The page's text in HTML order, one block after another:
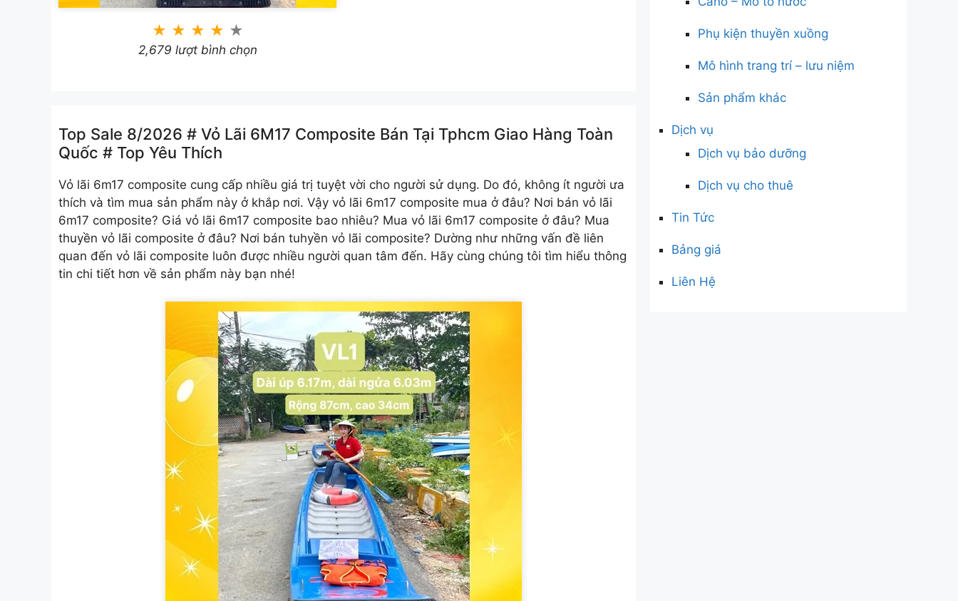
★ ★ ★ ★ ★
2,679 lượt bình chọn
Top Sale 8/2026 # Vỏ Lãi 6M17 Composite Bán Tại Tphcm Giao Hàng Toàn
Quốc # Top Yêu Thích
Vỏ lãi 6m17 composite cung cấp nhiều giá trị tuyệt vời cho người sử dụng. Do đó, không ít người ưa
thích và tìm mua sản phẩm này ở khắp nơi. Vậy vỏ lãi 6m17 composite mua ở đâu? Nơi bán vỏ lãi
6m17 composite? Giá vỏ lãi 6m17 composite bao nhiêu? Mua vỏ lãi 6m17 composite ở đâu? Mua
thuyền vỏ lãi composite ở đâu? Nơi bán tuhyền vỏ lãi composite? Dường như những vấn đề liên
quan đến vỏ lãi composite luôn được nhiều người quan tâm đến. Hãy cùng chúng tôi tìm hiểu thông
tin chi tiết hơn về sản phẩm này bạn nhé!
Phụ kiện thuyền xuồng
Mô hình trang trí – lưu niệm
Sản phẩm khác
Dịch vụ
Dịch vụ bảo dưỡng
Dịch vụ cho thuê
Tin Tức
Bảng giá
Liên Hệ